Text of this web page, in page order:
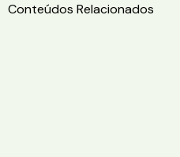
Conteúdos Relacionados